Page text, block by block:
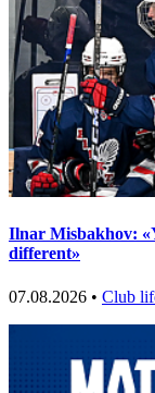
Ilnar Misbakhov:
different»
07.08.2026 • Club